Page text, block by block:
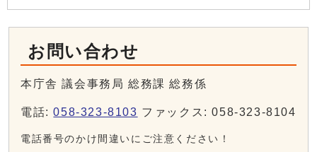
お問い合わせ
本庁舎 議会事務局 総務課 総務係
電話:058-323-8103 ファックス: 058-323-8104
電話番号のかけ間違いにご注意ください！